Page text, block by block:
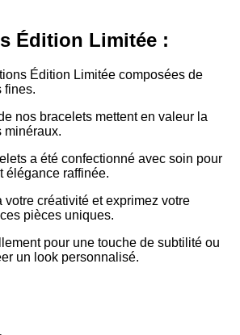
Édition Limitée :
Édition Limitée composées de
fines.
nos bracelets mettent en valeur la
minéraux.
a été confectionné avec soin pour
élégance raffinée.
votre créativité et exprimez votre
pièces uniques.
pour une touche de subtilité ou
un look personnalisé.